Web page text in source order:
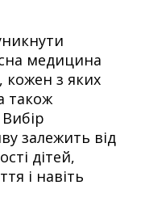
медицина
кожен з яких
також
залежить від
дітей,
і навіть